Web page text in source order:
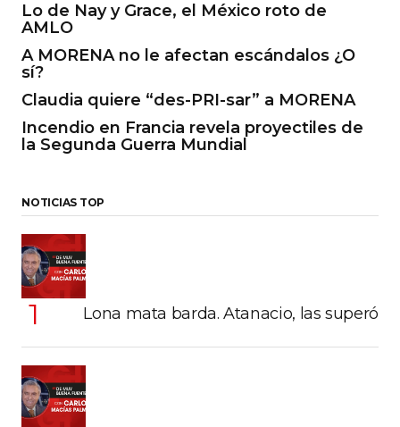
Lo de Nay y Grace, el México roto de
AMLO
A MORENA no le afectan escándalos ¿O
sí?
Claudia quiere “des-PRI-sar” a MORENA
Incendio en Francia revela proyectiles de
la Segunda Guerra Mundial
NOTICIAS TOP
Lona mata barda. Atanacio, las superó